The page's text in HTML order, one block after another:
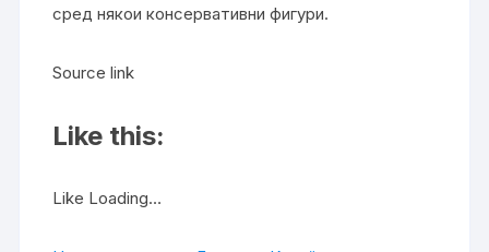
сред някои консервативни фигури.
Source link
Like this:
Like Loading…